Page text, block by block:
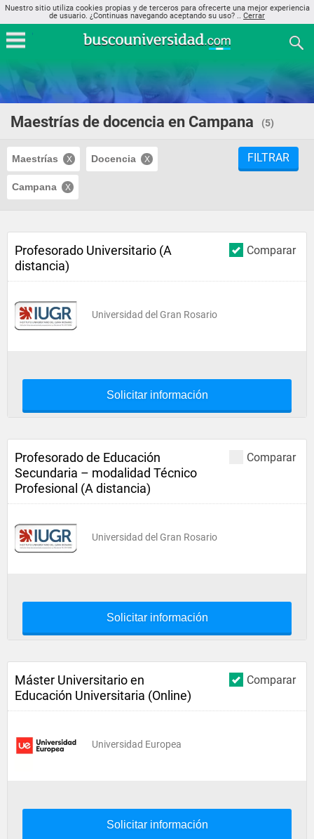
Nuestro sitio utiliza cookies propias y de terceros para ofrecerte una mejor experiencia
de usuario. ¿Continuas navegando aceptando su uso? .. Cerrar
Maestrías de docencia en Campana (5)
Maestrías Docencia
Campana
FILTRAR
Comparar
Profesorado Universitario (A
distancia)
Universidad del Gran Rosario
Solicitar información
Comparar
Profesorado de Educación
Secundaria – modalidad Técnico
Profesional (A distancia)
Universidad del Gran Rosario
Solicitar información
Comparar
Máster Universitario en
Educación Universitaria (Online)
Universidad Europea
Solicitar información